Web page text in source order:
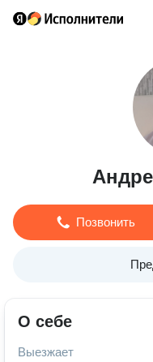
Позвонить
О себе
Выезжает